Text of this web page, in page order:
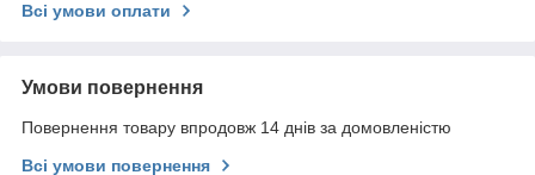
Всі умови оплати
Умови повернення
Повернення товару впродовж 14 днів за домовленістю
Всі умови повернення